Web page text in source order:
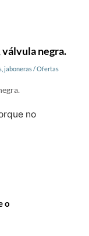
negra.
jaboneras/Ofertas
no
o